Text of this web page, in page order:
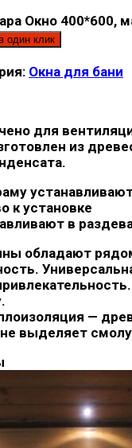
Окно 400*600,
один клик
Окна для бани
для
из
к установке
в
обладают
—
выделяет